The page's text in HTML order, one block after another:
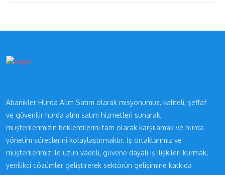
Abanikler Hurda Alım Satım olarak misyonumuz, kaliteli, şeffaf
ve güvenilir hurda alım satım hizmetleri sunarak,
müşterilerimizin beklentilerini tam olarak karşılamak ve hurda
yönetim süreçlerini kolaylaştırmaktır. İş ortaklarımız ve
müşterilerimiz ile uzun vadeli, güvene dayalı iş ilişkileri kurmak,
yenilikçi çözümler geliştirerek sektörün gelişimine katkıda